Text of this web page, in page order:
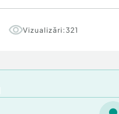
Vizualizări:321